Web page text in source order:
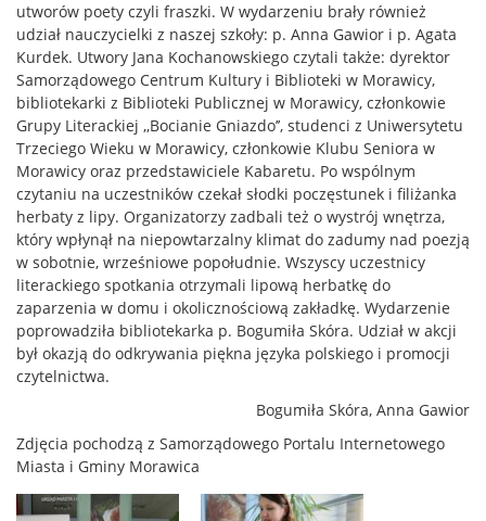
utworów poety czyli fraszki. W wydarzeniu brały również
udział nauczycielki z naszej szkoły: p. Anna Gawior i p. Agata
Kurdek. Utwory Jana Kochanowskiego czytali także: dyrektor
Samorządowego Centrum Kultury i Biblioteki w Morawicy,
bibliotekarki z Biblioteki Publicznej w Morawicy, członkowie
Grupy Literackiej ,,Bocianie Gniazdo’’, studenci z Uniwersytetu
Trzeciego Wieku w Morawicy, członkowie Klubu Seniora w
Morawicy oraz przedstawiciele Kabaretu. Po wspólnym
czytaniu na uczestników czekał słodki poczęstunek i filiżanka
herbaty z lipy. Organizatorzy zadbali też o wystrój wnętrza,
który wpłynął na niepowtarzalny klimat do zadumy nad poezją
w sobotnie, wrześniowe popołudnie. Wszyscy uczestnicy
literackiego spotkania otrzymali lipową herbatkę do
zaparzenia w domu i okolicznościową zakładkę. Wydarzenie
poprowadziła bibliotekarka p. Bogumiła Skóra. Udział w akcji
był okazją do odkrywania piękna języka polskiego i promocji
czytelnictwa.
Bogumiła Skóra, Anna Gawior
Zdjęcia pochodzą z Samorządowego Portalu Internetowego
Miasta i Gminy Morawica